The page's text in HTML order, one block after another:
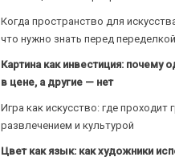
Когда пространство для
что нужно знать перед
Картина как инвестиция: почему
в цене, а другие — нет
Игра как искусство: где проходит
развлечением и культурой
Цвет как язык: как художники